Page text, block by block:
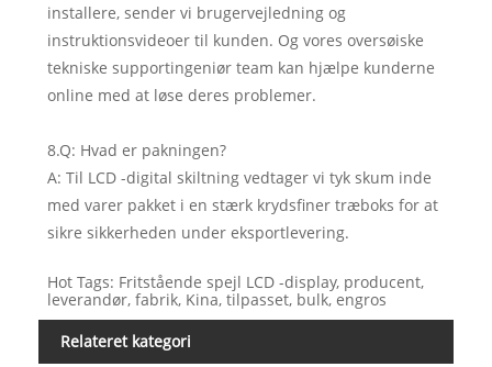
installere, sender vi brugervejledning og
instruktionsvideoer til kunden. Og vores oversøiske
tekniske supportingeniør team kan hjælpe kunderne
online med at løse deres problemer.
8.Q: Hvad er pakningen?
A: Til LCD -digital skiltning vedtager vi tyk skum inde
med varer pakket i en stærk krydsfiner træboks for at
sikre sikkerheden under eksportlevering.
Hot Tags: Fritstående spejl LCD -display, producent,
leverandør, fabrik, Kina, tilpasset, bulk, engros
Relateret kategori